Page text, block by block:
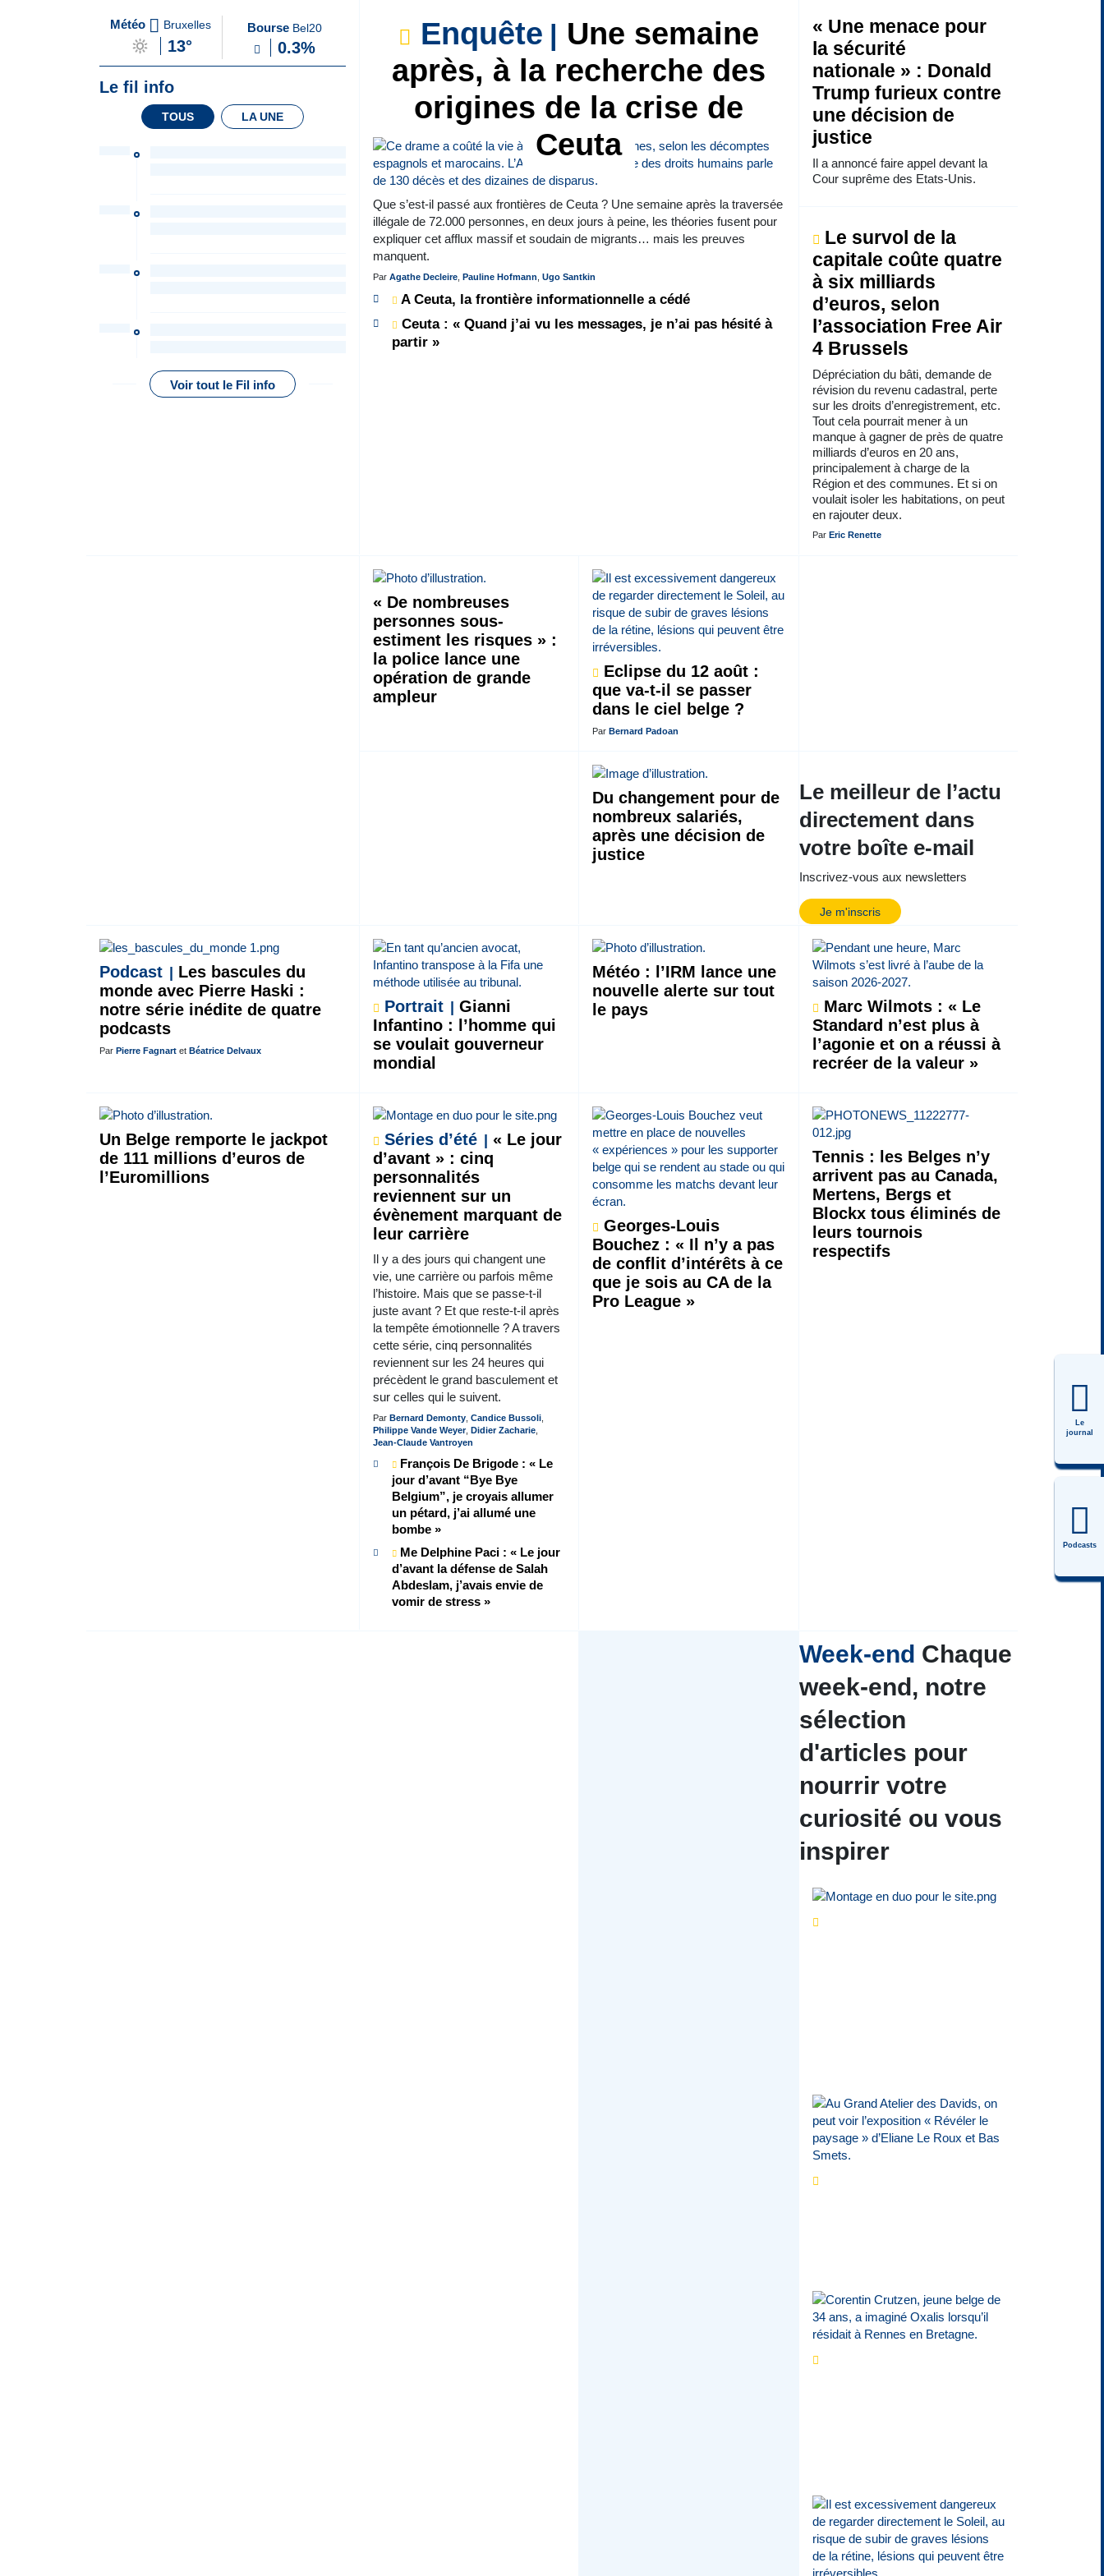
Le
journal
Podcasts
du Soir
Une
Enquête
Une semaine
après, à la recherche des
origines de la crise de
Ceuta
Que s’est-il passé aux frontières de Ceuta ? Une semaine après la traversée
illégale de 72.000 personnes, en deux jours à peine, les théories fusent pour
expliquer cet afflux massif et soudain de migrants… mais les preuves
manquent.
Par Agathe Decleire, Pauline Hofmann Ugo Santkin
A Ceuta, la frontière informationnelle a cédé
Ceuta : « Quand j’ai vu les messages, je n’ai pas hésité à
partir »
« Une menace pour
la sécurité
nationale » : Donald
Trump furieux contre
une décision de
justice
Il a annoncé faire appel devant la
Cour suprême des Etats-Unis.
Le survol de la
capitale coûte quatre
à six milliards
d’euros, selon
l’association Free Air
4 Brussels
Dépréciation du bâti, demande de
révision du revenu cadastral, perte
sur les droits d’enregistrement, etc.
Tout cela pourrait mener à un
manque à gagner de près de quatre
milliards d’euros en 20 ans,
principalement à charge de la
Région et des communes. Et si on
voulait isoler les habitations, on peut
en rajouter deux.
Par Eric Renette
« De nombreuses
personnes sous-
estiment les risques » :
la police lance une
opération de grande
ampleur
Eclipse du 12 août :
que va-t-il se passer
dans le ciel belge ?
ParBernard Padoan
Du changement pour de
nombreux salariés,
après une décision de
justice
Météo Bruxelles
13°
Bourse Bel20
0.3%
Le fil info
LA UNE
TOUS
Voir tout le Fil info
Le meilleur de l’actu
directement dans
votre boîte e-mail
Inscrivez-vous aux newsletters
Je m'inscris
Podcast
Les bascules du
monde avec Pierre Haski :
notre série inédite de quatre
podcasts
Par Pierre Fagnartet Béatrice Delvaux
Portrait
Gianni
Infantino : l’homme qui
se voulait gouverneur
mondial
Météo : l’IRM lance une
nouvelle alerte sur tout
le pays
Marc Wilmots : « Le
Standard n’est plus à
l’agonie et on a réussi à
recréer de la valeur »
Un Belge remporte le jackpot
de 111 millions d’euros de
l’Euromillions
Séries d’été
« Le jour
d’avant » : cinq
personnalités
reviennent sur un
évènement marquant de
leur carrière
Il y a des jours qui changent une
vie, une carrière ou parfois même
l’histoire. Mais que se passe-t-il
juste avant ? Et que reste-t-il après
la tempête émotionnelle ? A travers
cette série, cinq personnalités
reviennent sur les 24 heures qui
précèdent le grand basculement et
sur celles qui le suivent.
Par Bernard Demonty, Candice Bussoli,
Philippe Vande Weyer, Didier Zacharie,
Jean-Claude Vantroyen
François De Brigode : « Le
jour d’avant “Bye Bye
Belgium”, je croyais allumer
un pétard, j’ai allumé une
bombe »
Me Delphine Paci : « Le jour
d’avant la défense de Salah
Abdeslam, j’avais envie de
vomir de stress »
Georges-Louis
Bouchez : « Il n’y a pas
de conflit d’intérêts à ce
que je sois au CA de la
Pro League »
Tennis : les Belges n’y
arrivent pas au Canada,
Mertens, Bergs et
Blockx tous éliminés de
leurs tournois
respectifs
Week-end Chaque
week-end, notre
sélection
d'articles pour
nourrir votre
curiosité ou vous
inspirer